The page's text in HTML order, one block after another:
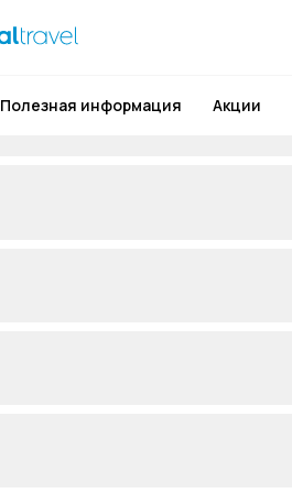
Полезная информация Акции